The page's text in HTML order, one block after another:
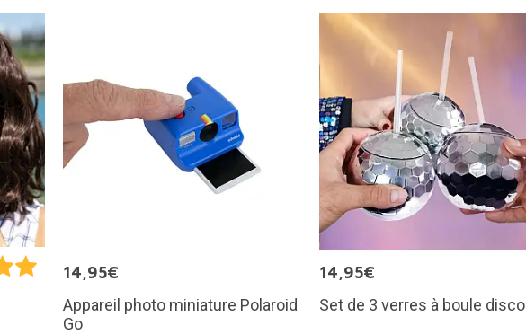
14,95€
Appareil photo miniature Polaroid
Go
14,95€
Set de 3 verres à boule disco